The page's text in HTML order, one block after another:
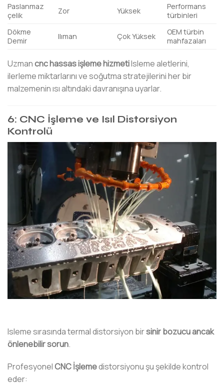
Paslanmaz
çelik
Zor Yüksek
Performans
türbinleri
Dökme
Demir
Ilıman Çok Yüksek
OEM türbin
mahfazaları
Uzmancnc hassas işleme hizmetiIsleme aletlerini,
ilerleme miktarlarını ve soğutma stratejilerini her bir
malzemenin ısı altındaki davranışına uyarlar.
6: CNC İşleme ve Isıl Distorsiyon
Kontrolü
Isleme sırasında termal distorsiyon birsinir bozucu ancak
önlenebilir sorun.
ProfesyonelCNC İşlemedistorsiyonu şu şekilde kontrol
eder: